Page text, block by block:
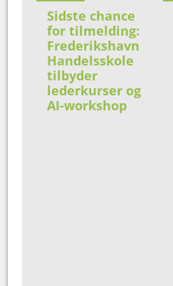
Sidste chance
for tilmelding:
Frederikshavn
Handelsskole
tilbyder
lederkurser og
AI-workshop